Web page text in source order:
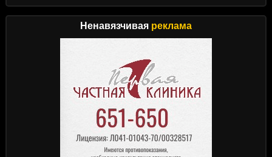
Ненавязчивая реклама